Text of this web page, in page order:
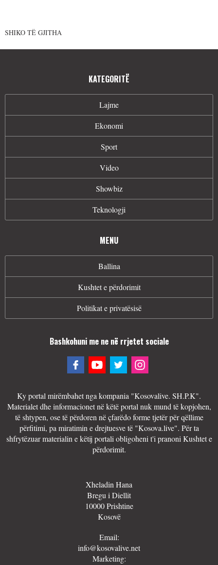
SHIKO TË GJITHA
KATEGORITË
Lajme
Ekonomi
Sport
Video
Showbiz
Teknologji
MENU
Ballina
Kushtet e përdorimit
Politikat e privatësisë
Bashkohuni me ne në rrjetet sociale
Ky portal mirëmbahet nga kompania "Kosovalive. SH.P.K".
Materialet dhe informacionet në këtë portal nuk mund të kopjohen,
të shtypen, ose të përdoren në çfarëdo forme tjetër për qëllime
përfitimi, pa miratimin e drejtuesve të "Kosova.live". Për ta
shfrytëzuar materialin e këtij portali obligoheni t'i pranoni Kushtet e
përdorimit.
Xheladin Hana
Bregu i Diellit
10000 Prishtine
Kosovë
Email:
info@kosovalive.net
Marketing: